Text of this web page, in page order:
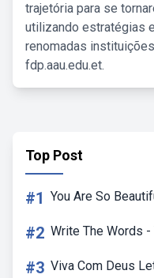
trajetória para se
utilizando estratégias
renomadas
fdp.aau.edu.et.
Top Post
#1 You Are So
#2 Write The Words -
#3 Viva Com Deus